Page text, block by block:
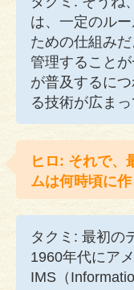
は、一定のル
ための仕組み
管理すること
が普及するに
る技術が広まっ
ヒロ: それで、
ムは何時頃に
タクミ: 最初の
1960年代にア
IMS（